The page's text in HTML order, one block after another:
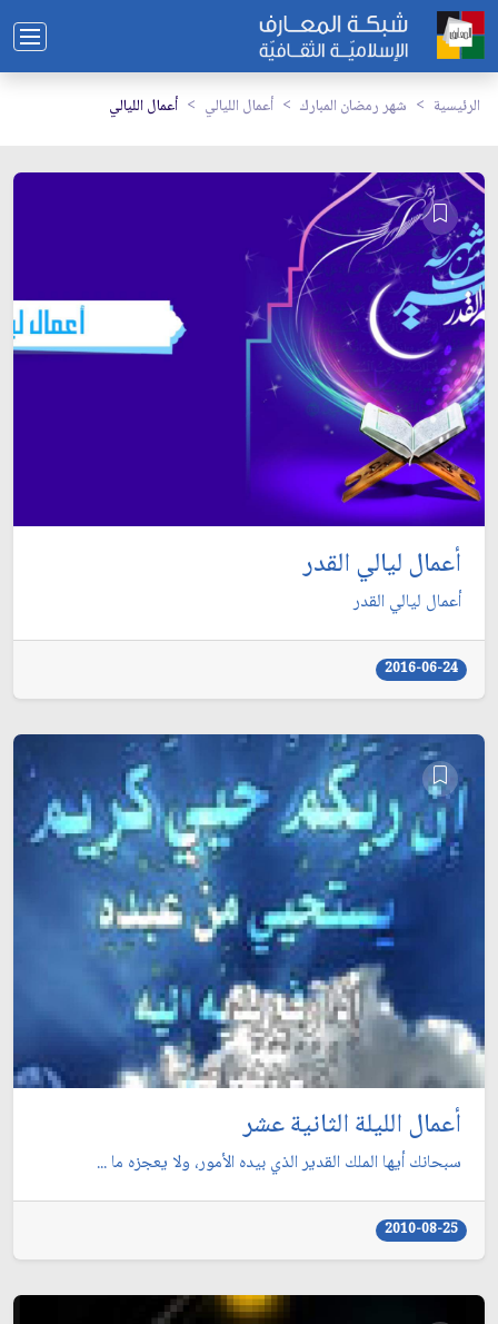
الرئيسية شهر رمضان المبارك أعمال الليالي أعمال الليالي
أعمال ليالي القدر
أعمال ليالي القدر
2016-06-24
أعمال الليلة الثانية عشر
سبحانك أيها الملك القدير الذي بيده الأمور، ولا يعجزه ما ...
2010-08-25